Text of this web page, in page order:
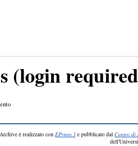
(login
è realizzato con EPrints 3 e pubblicato dal Centro di